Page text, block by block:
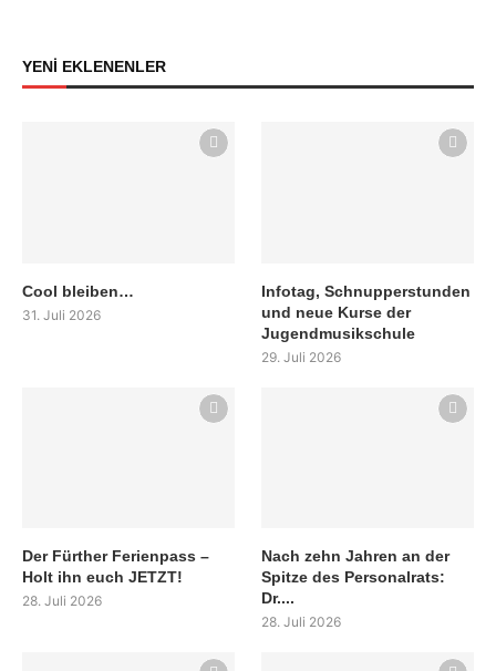
YENİ EKLENENLER
Cool bleiben…
31. Juli 2026
Infotag, Schnupperstunden
und neue Kurse der
Jugendmusikschule
29. Juli 2026
Der Fürther Ferienpass –
Holt ihn euch JETZT!
28. Juli 2026
Nach zehn Jahren an der
Spitze des Personalrats:
Dr....
28. Juli 2026